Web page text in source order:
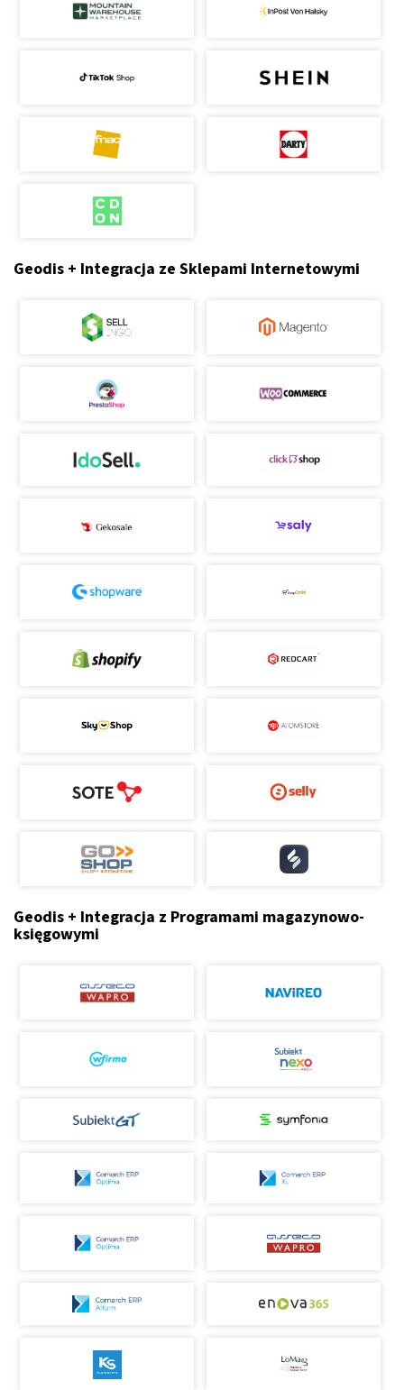
Geodis + Integracja ze Sklepami Internetowymi
Geodis + Integracja z Programami magazynowo-
księgowymi